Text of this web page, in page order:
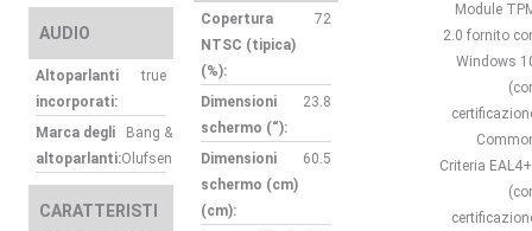
AUDIO
Altoparlanti
incorporati:
true
Marca degli
altoparlanti:
Bang &
Olufsen
CARATTERISTI
Copertura
NTSC (tipica)
(%):
72
Dimensioni
schermo (“):
23.8
Dimensioni
schermo (cm)
(cm):
60.5
Module
2.0 fornito
Windows
Criteria